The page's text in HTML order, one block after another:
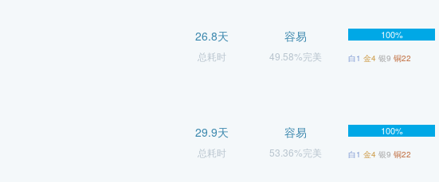
26.8天
总耗时
容易
49.58%完美
100%
白1 金4 银9 铜22
29.9天
总耗时
容易
53.36%完美
100%
白1 金4 银9 铜22